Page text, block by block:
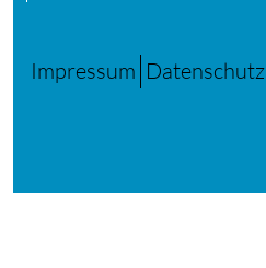
Impressum Datenschutz